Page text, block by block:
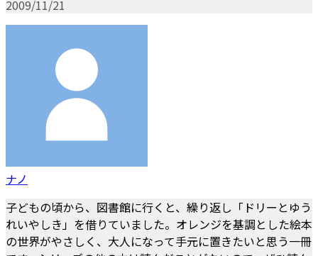
2009/11/21
ナノ
子どもの頃から、図書館に行くと、繰り返し「ドリーとゆう
れいやしき」を借りていました。オレンジを基調とした絵本
の世界がやさしく、大人になって手元に置きたいと思う一冊